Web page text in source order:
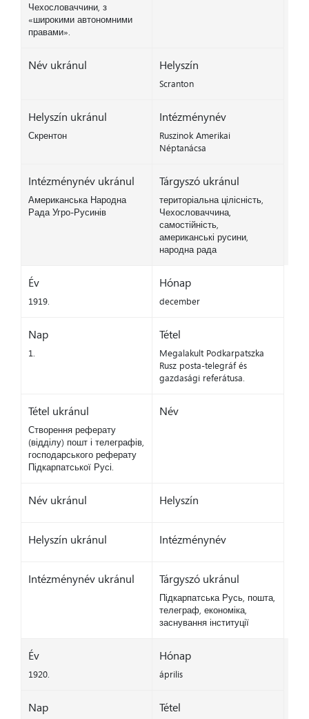
Чехословаччини, з
«широкими автономними
правами».
Név ukránul Helyszín
Scranton
Helyszín ukránul
Скрентон
Intézménynév
Ruszinok Amerikai
Néptanácsa
Intézménynév ukránul
Американська Народна
Рада Угро-Русинів
Tárgyszó ukránul
територіальна цілісність,
Чехословаччина,
самостійність,
американські русини,
народна рада
Év
1919.
Hónap
december
Nap
1.
Tétel
Megalakult Podkarpatszka
Rusz posta-telegráf és
gazdasági referátusa.
Tétel ukránul
Створення реферату
(відділу) пошт і телеграфів,
господарського реферату
Підкарпатської Русі.
Név
Név ukránul Helyszín
Helyszín ukránul Intézménynév
Intézménynév ukránul Tárgyszó ukránul
Підкарпатська Русь, пошта,
телеграф, економіка,
заснування інституції
Év
1920.
Hónap
április
Nap Tétel